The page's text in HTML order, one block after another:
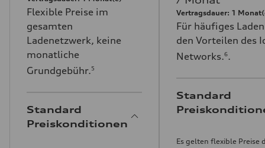
Flexible Preise im
gesamten
Ladenetzwerk, keine
monatliche
Grundgebühr.5
Standard
Preiskonditionen
Vertragsdauer: 1
Für häufiges
den Vorteilen des
Networks.6.
Standard
Es gelten flexible Preise